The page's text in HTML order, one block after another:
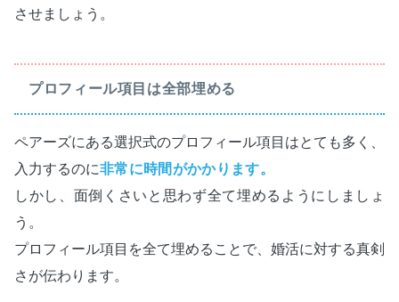
させましょう。
プロフィール項目は全部埋める
ペアーズにある選択式のプロフィール項目はとても多く、
入力するのに非常に時間がかかります。
しかし、面倒くさいと思わず全て埋めるようにしましょ
う。
プロフィール項目を全て埋めることで、婚活に対する真剣
さが伝わります。